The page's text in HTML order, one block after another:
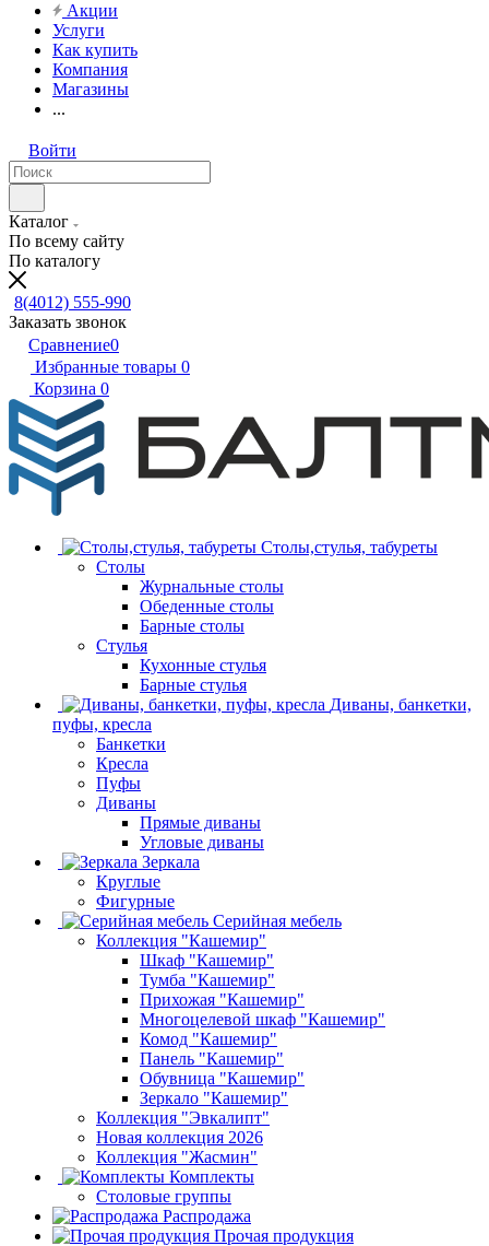
Акции
Услуги
Как купить
Компания
Магазины
...
Войти
Каталог
По всему сайту
По каталогу
8(4012) 555-990
Заказать звонок
Сравнение0
Избранные товары 0
Корзина 0
Столы,стулья, табуреты
Столы
Журнальные столы
Обеденные столы
Барные столы
Стулья
Кухонные стулья
Барные стулья
Диваны, банкетки,
пуфы, кресла
Банкетки
Кресла
Пуфы
Диваны
Прямые диваны
Угловые диваны
Зеркала
Круглые
Фигурные
Серийная мебель
Коллекция "Кашемир"
Шкаф "Кашемир"
Тумба "Кашемир"
Прихожая "Кашемир"
Многоцелевой шкаф "Кашемир"
Комод "Кашемир"
Панель "Кашемир"
Обувница "Кашемир"
Зеркало "Кашемир"
Коллекция "Эвкалипт"
Новая коллекция 2026
Коллекция "Жасмин"
Комплекты
Столовые группы
Распродажа
Прочая продукция